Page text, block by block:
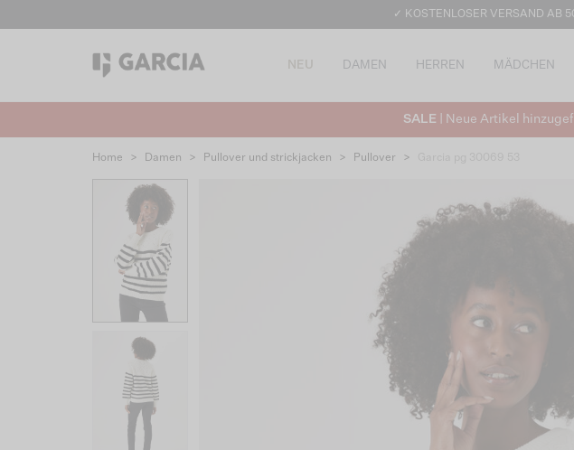
✓ KOSTENLOSER VERSAND AB
NEU DAMEN HERREN MÄDCHEN
SALE | Neue Artikel
Home > Damen > Pullover und strickjacken > Pullover >